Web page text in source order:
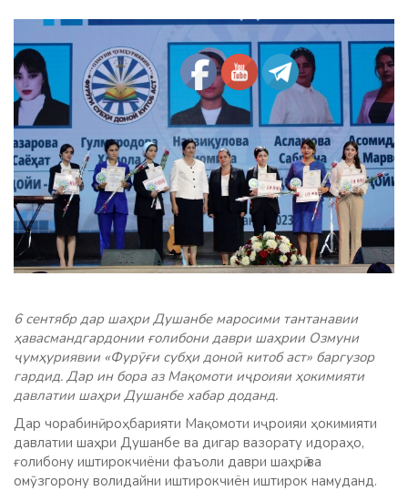
6 сентябр дар шаҳри Душанбе маросими тантанавии
ҳавасмандгардонии ғолибони даври шаҳрии Озмуни
ҷумҳуриявии «Фурӯғи субҳи доноӣ китоб аст» баргузор
гардид. Дар ин бора аз Мақомоти иҷроияи ҳокимияти
давлатии шаҳри Душанбе хабар доданд.
Дар чорабинӣ роҳбарияти Мақомоти иҷроияи ҳокимияти
давлатии шаҳри Душанбе ва дигар вазорату идораҳо,
ғолибону иштирокчиёни фаъоли даври шаҳрӣ ва
омӯзгорону волидайни иштирокчиён иштирок намуданд.